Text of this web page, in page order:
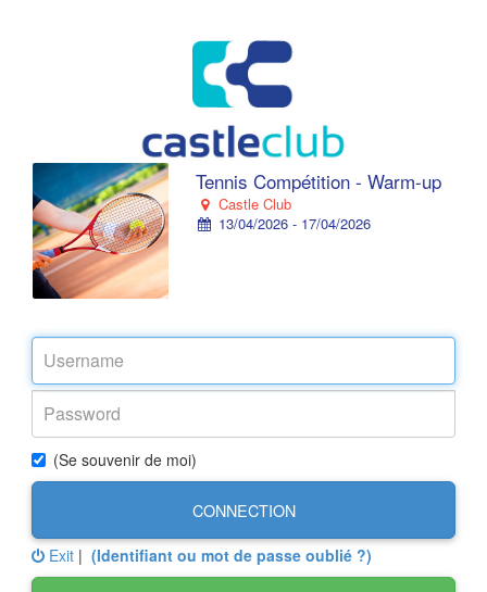
Tennis Compétition - Warm-up
Castle Club
13/04/2026 - 17/04/2026
(Se souvenir de moi)
CONNECTION
Exit | (Identifiant ou mot de passe oublié ?)